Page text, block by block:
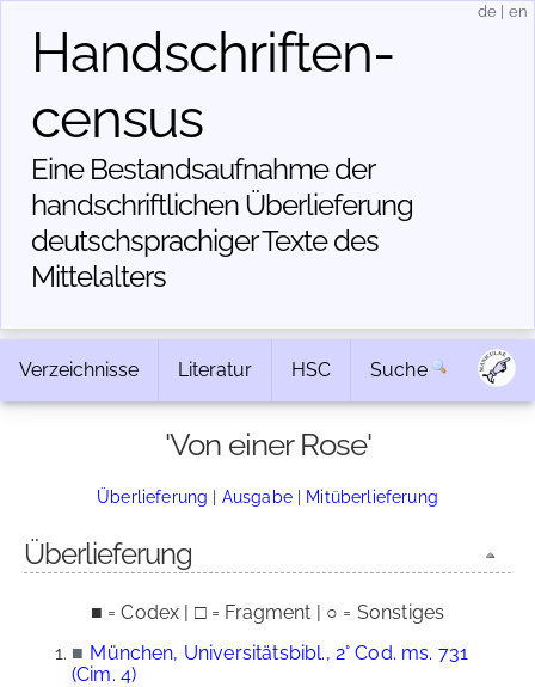
Handschriften­
census
Eine Bestandsaufnahme der
handschriftlichen Über­lieferung
deutschsprachiger Texte des
Mittelalters
de en
Verzeichnisse Literatur HSC Suche
'Von einer Rose'
Überlieferung | Ausgabe| Mitüberlieferung
Überlieferung
■ = Codex | □ = Fragment | ○ = Sonstiges
■ München, Universitätsbibl., 2° Cod. ms. 731
(Cim. 4)